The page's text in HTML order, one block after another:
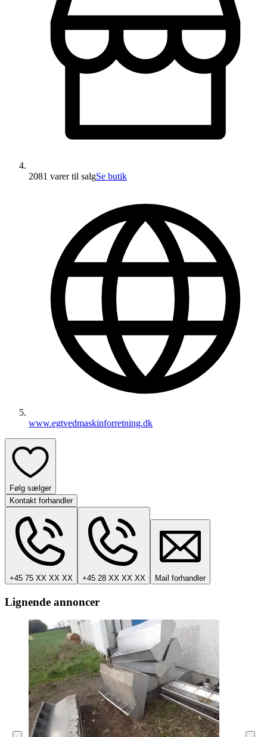
2081 varertil salgSe butik
www.egtvedmaskinforretning.dk
Følg sælger
Kontakt forhandler
+45 75 XX XX XX +45 28 XX XX XX Mail forhandler
Lignende annoncer